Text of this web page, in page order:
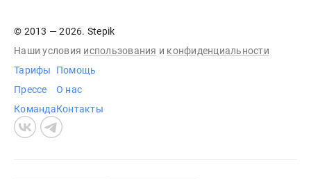
© 2013 — 2026. Stepik
Наши условия использования и конфиденциальности
Тарифы
Прессе
Команда
Помощь
О нас
Контакты